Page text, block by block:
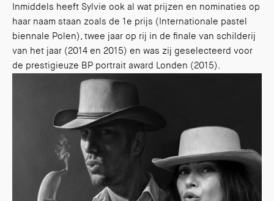
Inmiddels heeft Sylvie ook al wat prijzen en nominaties op
haar naam staan zoals de 1e prijs (Internationale pastel
biennale Polen), twee jaar op rij in de finale van schilderij
van het jaar (2014 en 2015) en was zij geselecteerd voor
de prestigieuze BP portrait award Londen (2015).